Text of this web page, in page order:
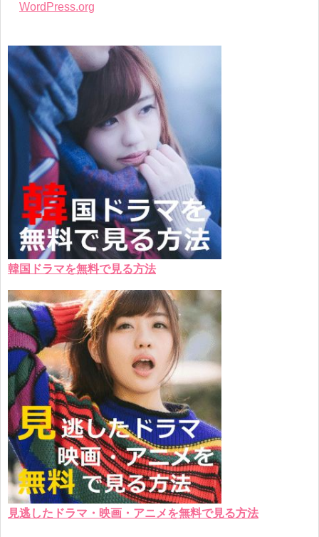
WordPress.org
韓国ドラマを無料で見る方法
見逃したドラマ・映画・アニメを無料で見る方法